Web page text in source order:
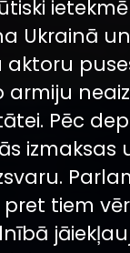
Ukrainā
armiju
Pēc
izmaksas
tiem